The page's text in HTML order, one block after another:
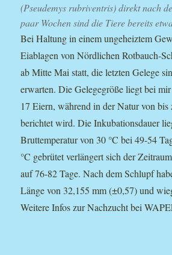
(Pseudemys rubriventris) direkt nach
paar Wochen sind die Tiere bereits
Bei Haltung in einem ungeheiztem
Eiablagen von Nördlichen Rotbauch-
ab Mitte Mai statt, die letzten Gelege
erwarten. Die Gelegegröße liegt bei
17 Eiern, während in der Natur von bis
berichtet wird. Die Inkubationsdauer
Bruttemperatur von 30 °C bei 49-54
°C gebrütet verlängert sich der
auf 76-82 Tage. Nach dem Schlupf
Länge von 32,155 mm (±0,57) und
Weitere Infos zur Nachzucht bei